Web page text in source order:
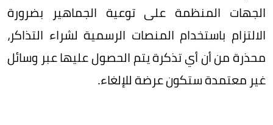
الجهات المنظمة على توعية الجماهير بضرورة
الالتزام باستخدام المنصات الرسمية لشراء التذاكر،
محذرة من أن أي تذكرة يتم الحصول عليها عبر وسائل
غير معتمدة ستكون عرضة للإلغاء.